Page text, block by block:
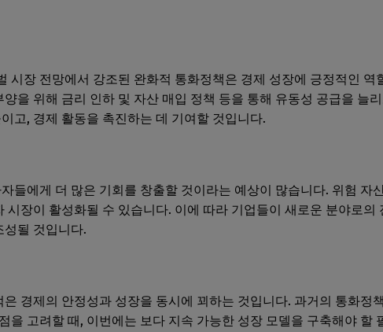
시장 전망에서 강조된 완화적 통화정책은 경제 성장에 긍정적인 역
을 위해 금리 인하 및 자산 매입 정책 등을 통해 유동성 공급을 늘
고, 경제 활동을 촉진하는 데 기여할 것입니다.
들에게 더 많은 기회를 창출할 것이라는 예상이 많습니다. 위험 자
시장이 활성화될 수 있습니다. 이에 따라 기업들이 새로운 분야로의
성될 것입니다.
경제의 안정성과 성장을 동시에 꾀하는 것입니다. 과거의 통화정
을 고려할 때, 이번에는 보다 지속 가능한 성장 모델을 구축해야 할